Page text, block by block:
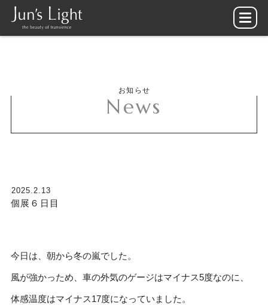
お知らせ
News
2025.2.13
個展６日目
今日は、朝から冬の嵐でした。
風が強かっため、車の外気のゲージはマイナス5度なのに、
体感温度はマイナス17度になっていました。